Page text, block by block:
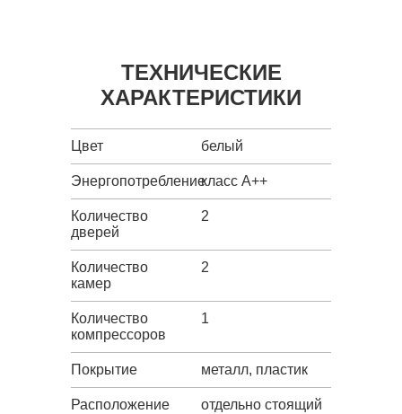
ТЕХНИЧЕСКИЕ
ХАРАКТЕРИСТИКИ
Цвет белый
Энергопотреблениекласс A++
Количество
дверей
2
Количество
камер
2
Количество
компрессоров
1
Покрытие металл, пластик
Расположение отдельно стоящий